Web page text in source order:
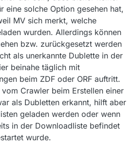
eine solche Option gesehen hat,
MV sich merkt, welche
wurden. Allerdings können
bzw. zurückgesetzt werden
als unerkannte Dublette in der
beinahe täglich mit
beim ZDF oder ORF auftritt.
vom Crawler beim Erstellen einer
als Dubletten erkannt, hilft aber
geladen werden oder wenn
in der Downloadliste befindet
wurde.